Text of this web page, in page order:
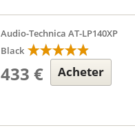
Audio-Technica AT-LP140XP
Black
433 € Acheter